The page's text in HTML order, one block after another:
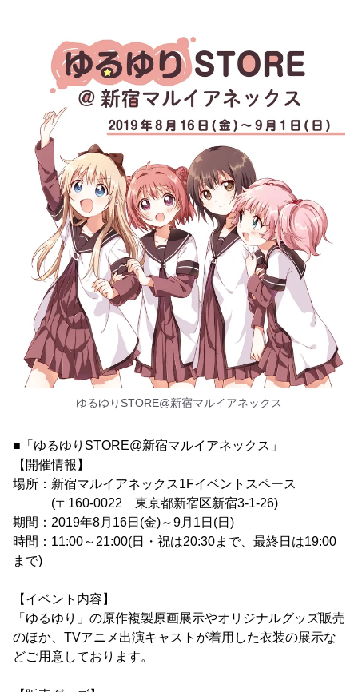
ゆるゆりSTORE@新宿マルイアネックス
■「ゆるゆりSTORE@新宿マルイアネックス」
【開催情報】
場所：新宿マルイアネックス1Fイベントスペース
(〒160-0022 東京都新宿区新宿3-1-26)
期間：2019年8月16日(金)～9月1日(日)
時間：11:00～21:00(日・祝は20:30まで、最終日は19:00
まで)
【イベント内容】
「ゆるゆり」の原作複製原画展示やオリジナルグッズ販売
のほか、TVアニメ出演キャストが着用した衣装の展示な
どご用意しております。